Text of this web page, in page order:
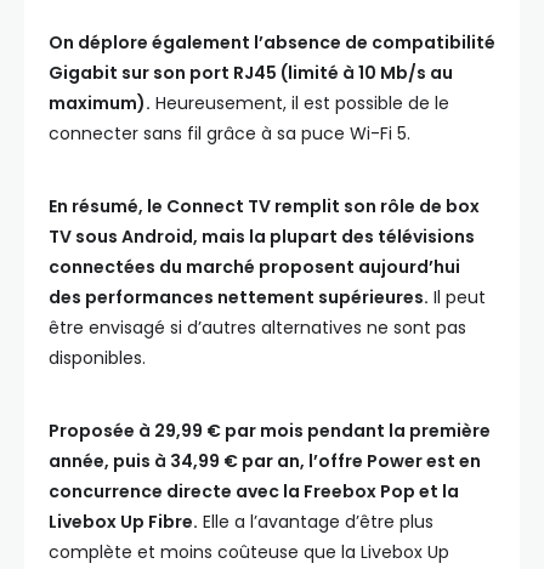
On déplore également l’absence de compatibilité
Gigabit sur son port RJ45 (limité à 10 Mb/s au
maximum). Heureusement, il est possible de le
connecter sans fil grâce à sa puce Wi-Fi 5.
En résumé, le Connect TV remplit son rôle de box
TV sous Android, mais la plupart des télévisions
connectées du marché proposent aujourd’hui
des performances nettement supérieures. Il peut
être envisagé si d’autres alternatives ne sont pas
disponibles.
Proposée à 29,99 € par mois pendant la première
année, puis à 34,99 € par an, l’offre Power est en
concurrence directe avec la Freebox Pop et la
Livebox Up Fibre. Elle a l’avantage d’être plus
complète et moins coûteuse que la Livebox Up